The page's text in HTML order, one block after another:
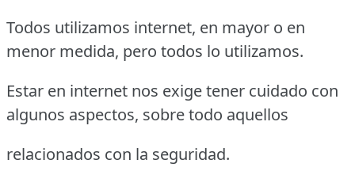
Todos utilizamos internet, en mayor o en
menor medida, pero todos lo utilizamos.
Estar en internet nos exige tener cuidado con
algunos aspectos, sobre todo aquellos
relacionados con la seguridad.